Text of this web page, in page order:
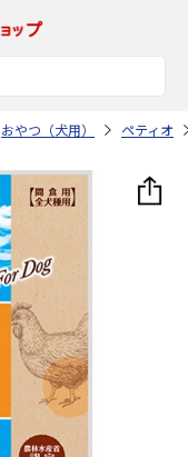
おやつ（犬用） ペティオ